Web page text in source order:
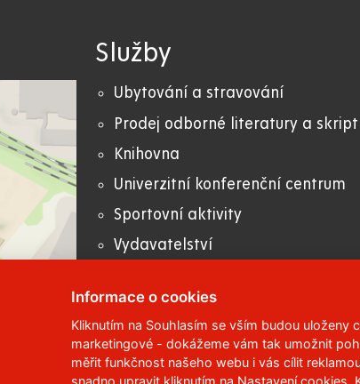
Služby
Ubytování a stravování
Prodej odborné literatury a skript
Knihovna
Univerzitní konferenční centrum
Sportovní aktivity
Vydavatelství
Studentská 95,532 10 Pardubice 2
Informace o cookies
Kliknutím na Souhlasím se vším budou uloženy
marketingové - dokážeme vám tak umožnit
měřit funkčnost našeho webu i vás cílit